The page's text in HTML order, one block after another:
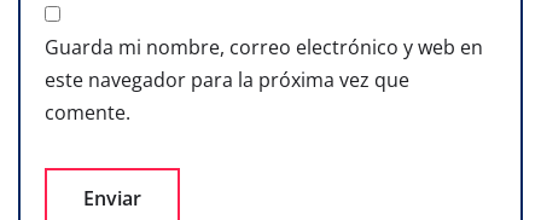
Guarda mi nombre, correo electrónico y web en
este navegador para la próxima vez que
comente.